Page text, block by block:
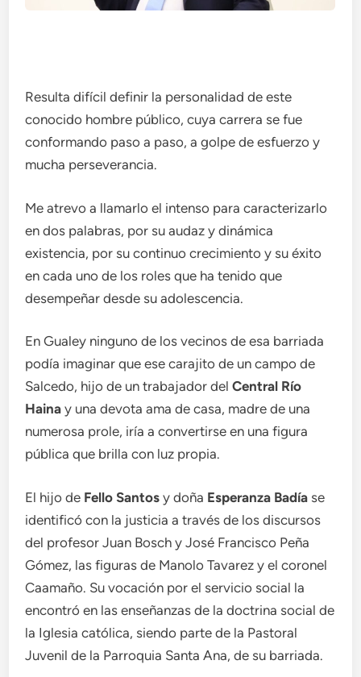
Resulta difícil definir la personalidad de este
conocido hombre público, cuya carrera se fue
conformando paso a paso, a golpe de esfuerzo y
mucha perseverancia.
Me atrevo a llamarlo el intenso para caracterizarlo
en dos palabras, por su audaz y dinámica
existencia, por su continuo crecimiento y su éxito
en cada uno de los roles que ha tenido que
desempeñar desde su adolescencia.
En Gualey ninguno de los vecinos de esa barriada
podía imaginar que ese carajito de un campo de
Salcedo, hijo de un trabajador delCentral Río
Haina y una devota ama de casa, madre de una
numerosa prole, iría a convertirse en una figura
pública que brilla con luz propia.
El hijo de Fello Santos y doña Esperanza Badía se
identificó con la justicia a través de los discursos
del profesor Juan Bosch y José Francisco Peña
Gómez, las figuras de Manolo Tavarez y el coronel
Caamaño. Su vocación por el servicio social la
encontró en las enseñanzas de la doctrina social de
la Iglesia católica, siendo parte de la Pastoral
Juvenil de la Parroquia Santa Ana, de su barriada.